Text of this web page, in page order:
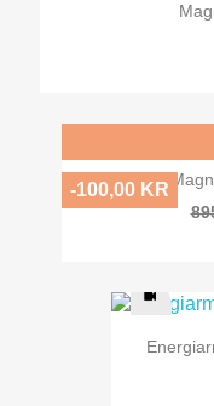
-100,00 KR